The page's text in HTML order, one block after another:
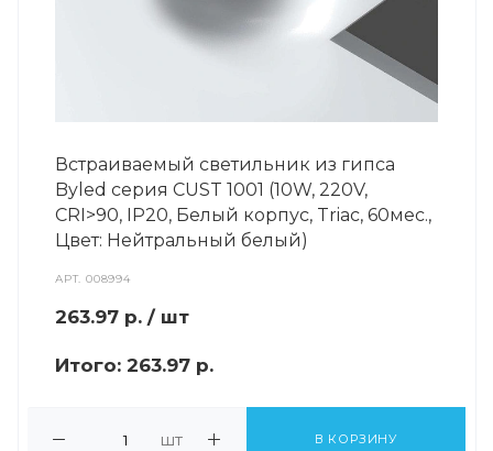
Встраиваемый светильник из гипса
Byled серия CUST 1001 (10W, 220V,
CRI>90, IP20, Белый корпус, Triac, 60мес.,
Цвет: Нейтральный белый)
АРТ.008994
263.97 р. / шт
Итого: 263.97 р.
шт В КОРЗИНУ